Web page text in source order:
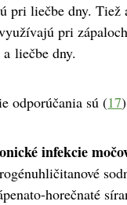
pri liečbe dny. Tiež
pri
liečbe dny.
odporúčania sú (17
infekcie
horečnaté